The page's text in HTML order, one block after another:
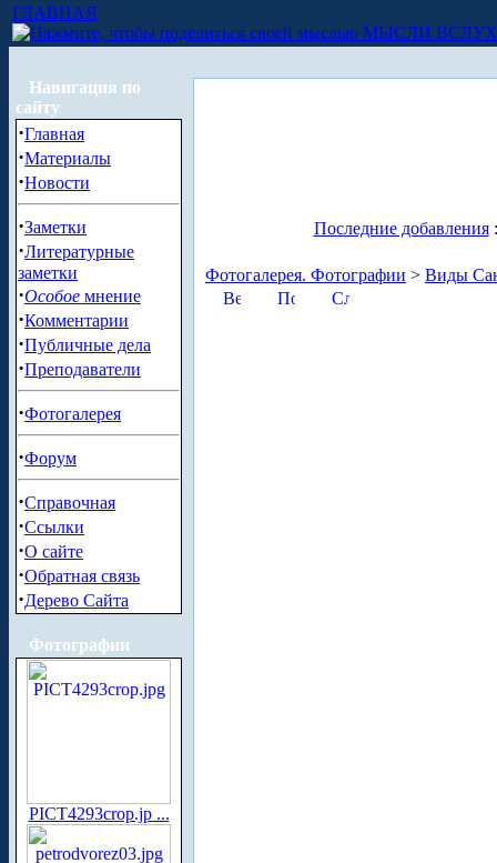
ГЛАВНАЯ
МЫСЛИ ВСЛУХ
Навигация по
сайту
·Главная
·Материалы
·Новости
·Заметки
·Литературные
заметки
·Особое мнение
·Комментарии
·Публичные дела
·Преподаватели
·Фотогалерея
·Форум
·Справочная
·Ссылки
·О сайте
·Обратная связь
·Дерево Сайта
Фотографии
PICT4293crop.jp ...
Последние добавления
Фотогалерея. Фотографии > Виды